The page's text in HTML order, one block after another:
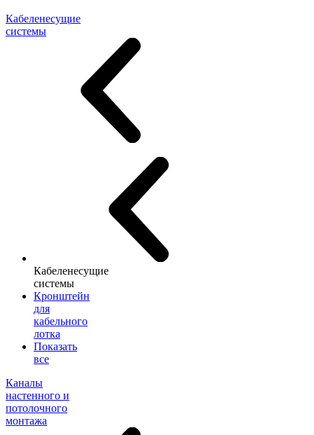
Кабеленесущие
системы
Кабеленесущие
системы
Кронштейн
для
кабельного
лотка
Показать
все
Каналы
настенного и
потолочного
монтажа